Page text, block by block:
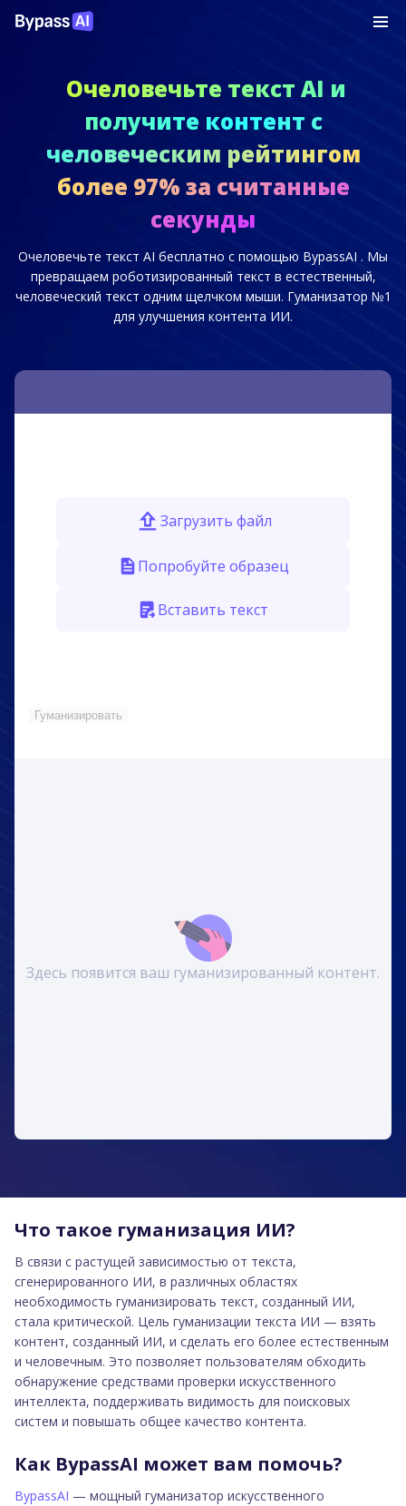
Очеловечьте текст AI и
получите контент с
человеческим рейтингом
более 97% за считанные
секунды
Очеловечьте текст AI бесплатно с помощью BypassAI . Мы
превращаем роботизированный текст в естественный,
человеческий текст одним щелчком мыши. Гуманизатор №1
для улучшения контента ИИ.
Загрузить файл
Попробуйте образец
Вставить текст
Гуманизировать
Здесь появится ваш гуманизированный контент.
Что такое гуманизация ИИ?
В связи с растущей зависимостью от текста,
сгенерированного ИИ, в различных областях
необходимость гуманизировать текст, созданный ИИ,
стала критической. Цель гуманизации текста ИИ — взять
контент, созданный ИИ, и сделать его более естественным
и человечным. Это позволяет пользователям обходить
обнаружение средствами проверки искусственного
интеллекта, поддерживать видимость для поисковых
систем и повышать общее качество контента.
Как BypassAI может вам помочь?
BypassAI — мощный гуманизатор искусственного